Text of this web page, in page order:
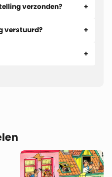
verzonden?
verstuurd?